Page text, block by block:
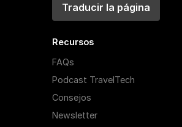
Traducir la página
Recursos
FAQs
Podcast TravelTech
Consejos
Newsletter